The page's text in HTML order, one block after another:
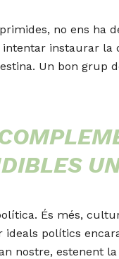
no ens ha
instaurar
Un bon grup
És més,
polítics
nostre, estenent